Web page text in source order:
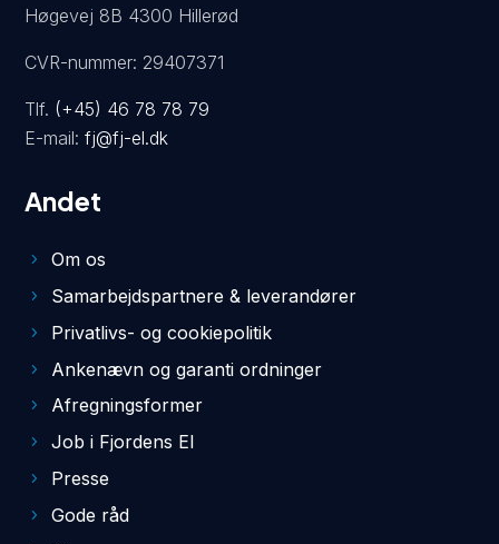
Høgevej 8B 4300 Hillerød
CVR-nummer: 29407371
Tlf. (+45) 46 78 78 79
E-mail:fj@fj-el.dk
Andet
Om os
Samarbejdspartnere & leverandører
Privatlivs- og cookiepolitik
Ankenævn og garanti ordninger
Afregningsformer
Job i Fjordens El
Presse
Gode råd